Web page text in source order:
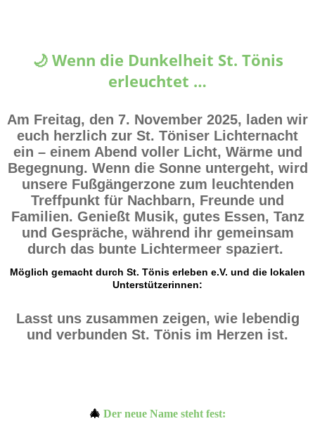
🌙 Wenn die Dunkelheit St. Tönis
erleuchtet …
Am Freitag, den 7. November 2025, laden wir
euch herzlich zur St. Töniser Lichternacht
ein – einem Abend voller Licht, Wärme und
Begegnung. Wenn die Sonne untergeht, wird
unsere Fußgängerzone zum leuchtenden
Treffpunkt für Nachbarn, Freunde und
Familien. Genießt Musik, gutes Essen, Tanz
und Gespräche, während ihr gemeinsam
durch das bunte Lichtermeer spaziert.
Möglich gemacht durch St. Tönis erleben e.V. und die lokalen
Unterstützerinnen:
Lasst uns zusammen zeigen, wie lebendig
und verbunden St. Tönis im Herzen ist.
🎄 Der neue Name steht fest: